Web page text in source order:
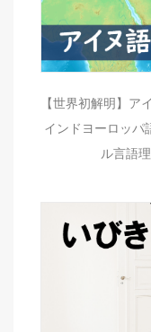
【世界初解明】ア
インドヨーロッパ
ル言語